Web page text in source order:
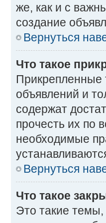
же, как и с
создание
Вернуться
Что такое
Прикрепленные
объявлений и
содержат
прочесть их по
необходимые
Вернуться
Что такое
Это такие темы,